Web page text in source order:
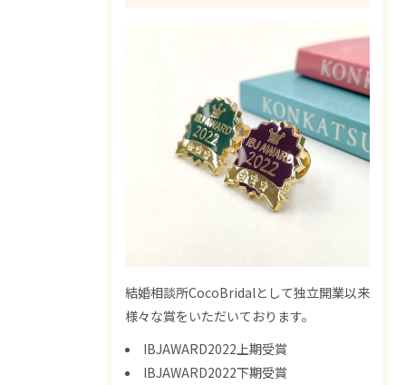
結婚相談所CocoBridalとして独立開業以来
様々な賞をいただいております。
IBJAWARD2022上期受賞
IBJAWARD2022下期受賞